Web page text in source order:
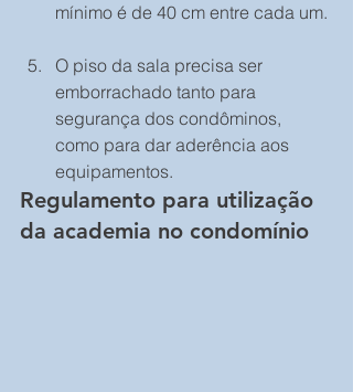
mínimo é de 40 cm entre cada um.
O piso da sala precisa ser
emborrachado tanto para
segurança dos condôminos,
como para dar aderência aos
equipamentos.
Regulamento para utilização
da academia no condomínio